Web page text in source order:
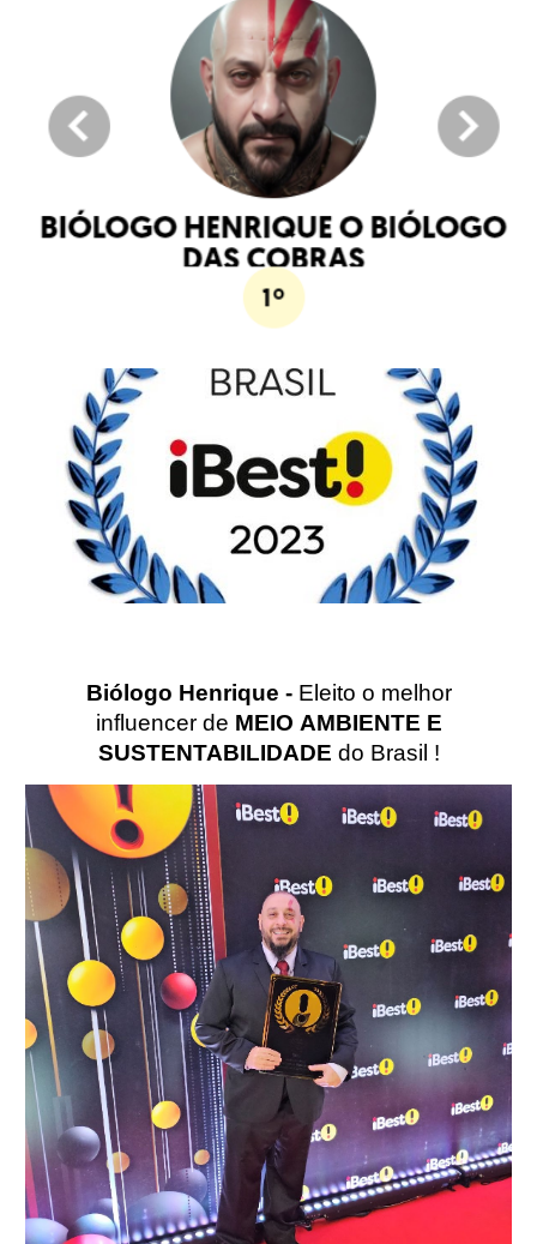
Biólogo Henrique - Eleito o melhor
influencer de MEIO AMBIENTE E
SUSTENTABILIDADE do Brasil !